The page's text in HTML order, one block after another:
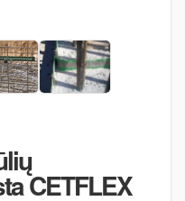
CETFLEX